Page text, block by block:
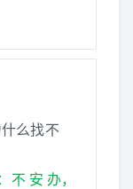
么找不
不 安 办，